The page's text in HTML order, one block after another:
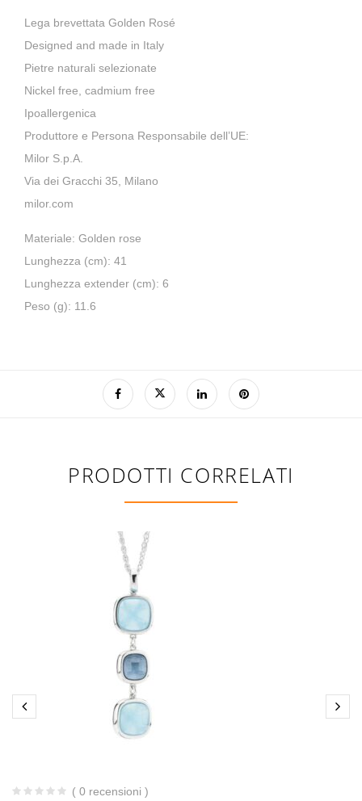
Lega brevettata Golden Rosé
Designed and made in Italy
Pietre naturali selezionate
Nickel free, cadmium free
Ipoallergenica
Produttore e Persona Responsabile dell’UE:
Milor S.p.A.
Via dei Gracchi 35, Milano
milor.com
Materiale: Golden rose
Lunghezza (cm): 41
Lunghezza extender (cm): 6
Peso (g): 11.6
PRODOTTI CORRELATI
( 0 recensioni )